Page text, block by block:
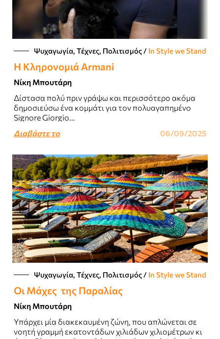
Ψυχαγωγία, Τέχνες, Πολιτισμός / In Style we Stand
Η Κληρονομιά Armani
Νίκη Μπουτάρη
Δίστασα πολύ πριν γράψω και περισσότερο ακόμα
δημοσιεύσω ένα κομμάτι για τον πολυαγαπημένο
Signore Giorgio...
Διαβάστε το
06/09/2025
Ψυχαγωγία, Τέχνες, Πολιτισμός / In Style we Stand
Οι Μάχες της Παραλίας
Νίκη Μπουτάρη
Υπάρχει μία διακεκαυμένη ζώνη, που απλώνεται σε
νοητή γραμμή εκατοντάδων χιλιάδων χιλιομέτρων κι